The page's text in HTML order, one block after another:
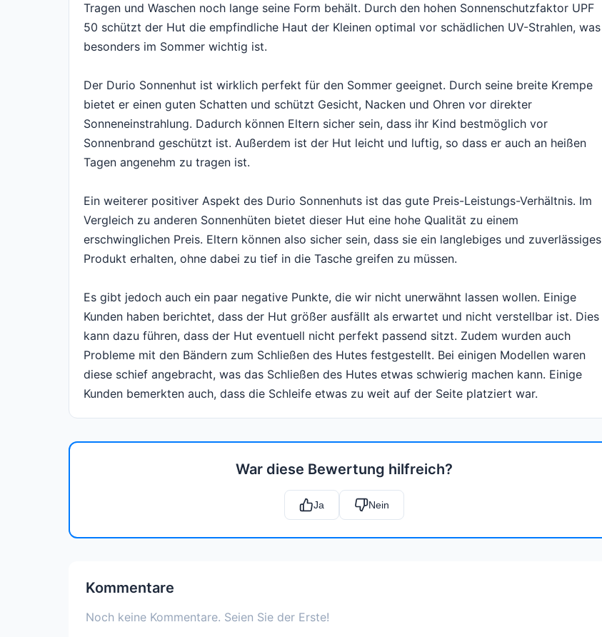
Tragen und Waschen noch lange seine Form behält. Durch den hohen Sonnenschutzfaktor UPF
50 schützt der Hut die empfindliche Haut der Kleinen optimal vor schädlichen UV-Strahlen, was
besonders im Sommer wichtig ist.
Der Durio Sonnenhut ist wirklich perfekt für den Sommer geeignet. Durch seine breite Krempe
bietet er einen guten Schatten und schützt Gesicht, Nacken und Ohren vor direkter
Sonneneinstrahlung. Dadurch können Eltern sicher sein, dass ihr Kind bestmöglich vor
Sonnenbrand geschützt ist. Außerdem ist der Hut leicht und luftig, so dass er auch an heißen
Tagen angenehm zu tragen ist.
Ein weiterer positiver Aspekt des Durio Sonnenhuts ist das gute Preis-Leistungs-Verhältnis. Im
Vergleich zu anderen Sonnenhüten bietet dieser Hut eine hohe Qualität zu einem
erschwinglichen Preis. Eltern können also sicher sein, dass sie ein langlebiges und zuverlässiges
Produkt erhalten, ohne dabei zu tief in die Tasche greifen zu müssen.
Es gibt jedoch auch ein paar negative Punkte, die wir nicht unerwähnt lassen wollen. Einige
Kunden haben berichtet, dass der Hut größer ausfällt als erwartet und nicht verstellbar ist. Dies
kann dazu führen, dass der Hut eventuell nicht perfekt passend sitzt. Zudem wurden auch
Probleme mit den Bändern zum Schließen des Hutes festgestellt. Bei einigen Modellen waren
diese schief angebracht, was das Schließen des Hutes etwas schwierig machen kann. Einige
Kunden bemerkten auch, dass die Schleife etwas zu weit auf der Seite platziert war.
War diese Bewertung hilfreich?
Ja Nein
Kommentare
Noch keine Kommentare. Seien Sie der Erste!